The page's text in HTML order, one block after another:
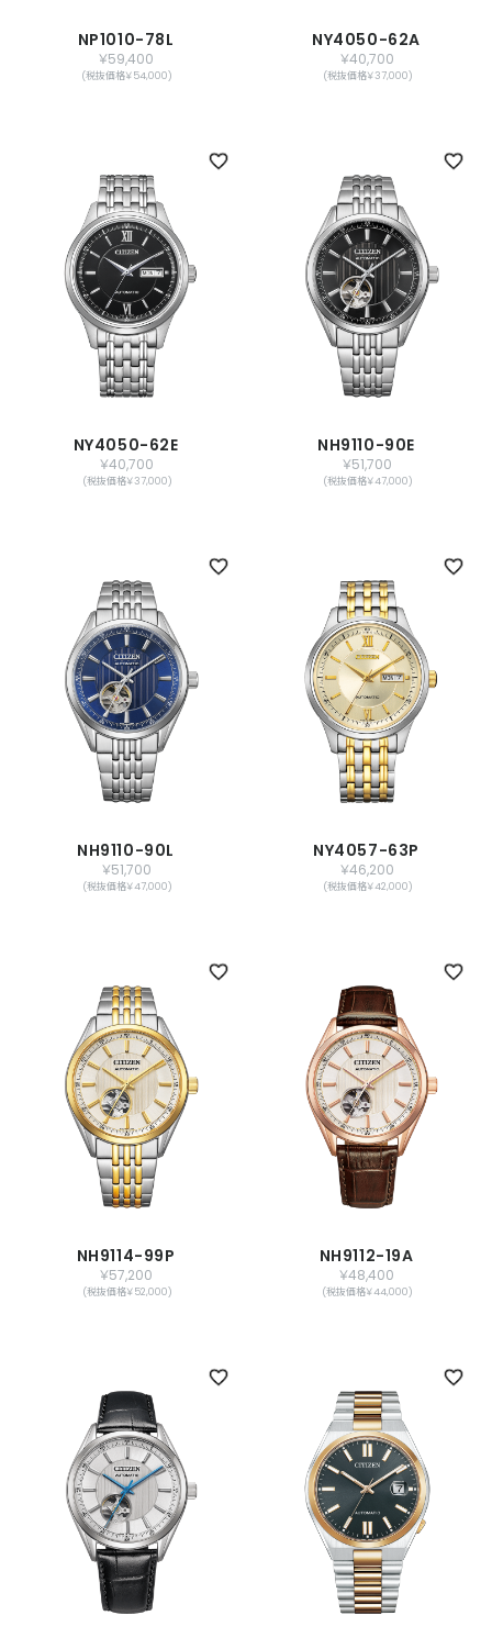
NP1010-78L
￥59,400
(税抜価格￥54,000)
NY4050-62A
￥40,700
(税抜価格￥37,000)
NY4050-62E
￥40,700
(税抜価格￥37,000)
NH9110-90E
￥51,700
(税抜価格￥47,000)
NH9110-90L
￥51,700
(税抜価格￥47,000)
NY4057-63P
￥46,200
(税抜価格￥42,000)
NH9114-99P
￥57,200
(税抜価格￥52,000)
NH9112-19A
￥48,400
(税抜価格￥44,000)